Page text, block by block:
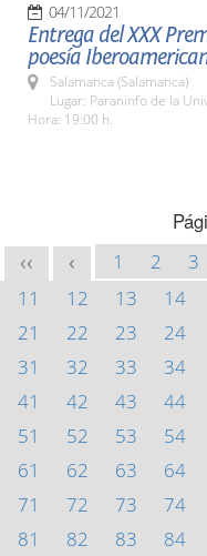
04/11/2021
Entrega del XXX
poesía
Salamanca (Salamanca)
Lugar: Paraninfo de la
Hora: 19:00 h.
<< < 1 2 3
11
12 13 14
21
22 23 24
31
32 33 34
41
42 43 44
51
52 53 54
61
62 63 64
71
72 73 74
81
82 83 84